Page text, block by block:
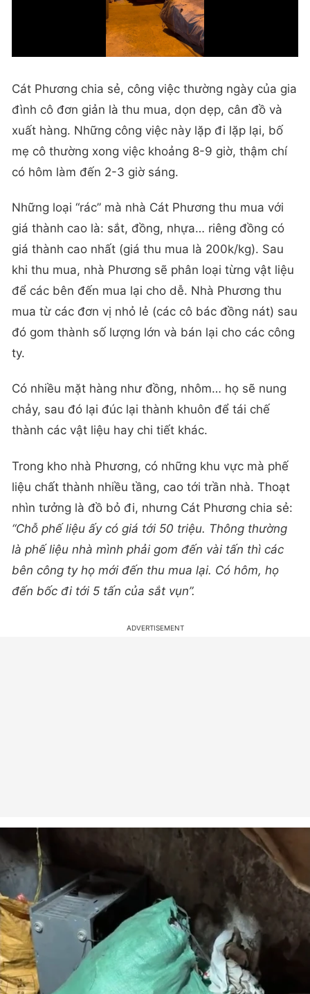
Cát Phương chia sẻ, công việc thường ngày của gia
đình cô đơn giản là thu mua, dọn dẹp, cân đồ và
xuất hàng. Những công việc này lặp đi lặp lại, bố
mẹ cô thường xong việc khoảng 8-9 giờ, thậm chí
có hôm làm đến 2-3 giờ sáng.
Những loại “rác” mà nhà Cát Phương thu mua với
giá thành cao là: sắt, đồng, nhựa… riêng đồng có
giá thành cao nhất (giá thu mua là 200k/kg). Sau
khi thu mua, nhà Phương sẽ phân loại từng vật liệu
để các bên đến mua lại cho dễ. Nhà Phương thu
mua từ các đơn vị nhỏ lẻ (các cô bác đồng nát) sau
đó gom thành số lượng lớn và bán lại cho các công
ty.
Có nhiều mặt hàng như đồng, nhôm… họ sẽ nung
chảy, sau đó lại đúc lại thành khuôn để tái chế
thành các vật liệu hay chi tiết khác.
Trong kho nhà Phương, có những khu vực mà phế
liệu chất thành nhiều tầng, cao tới trần nhà. Thoạt
nhìn tưởng là đồ bỏ đi, nhưng Cát Phương chia sẻ:
“Chỗ phế liệu ấy có giá tới 50 triệu. Thông thường
là phế liệu nhà mình phải gom đến vài tấn thì các
bên công ty họ mới đến thu mua lại. Có hôm, họ
đến bốc đi tới 5 tấn của sắt vụn”.